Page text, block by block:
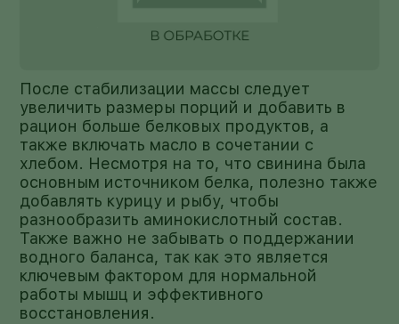
После стабилизации массы следует
увеличить размеры порций и добавить в
рацион больше белковых продуктов, а
также включать масло в сочетании с
хлебом. Несмотря на то, что свинина была
основным источником белка, полезно также
добавлять курицу и рыбу, чтобы
разнообразить аминокислотный состав.
Также важно не забывать о поддержании
водного баланса, так как это является
ключевым фактором для нормальной
работы мышц и эффективного
восстановления.